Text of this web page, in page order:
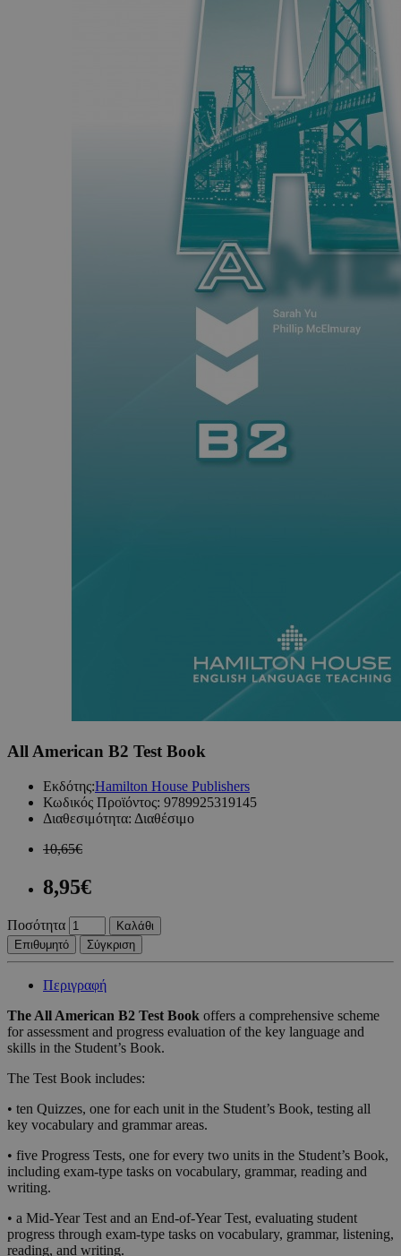
All American B2 Test Book
Εκδότης:Hamilton House Publishers
Κωδικός Προϊόντος: 9789925319145
Διαθεσιμότητα: Διαθέσιμο
10,65€
8,95€
Ποσότητα
Καλάθι
Επιθυμητό
Σύγκριση
Περιγραφή
The All American B2 Test Book offers a comprehensive scheme
for assessment and progress evaluation of the key language and
skills in the Student’s Book.
The Test Book includes:
• ten Quizzes, one for each unit in the Student’s Book, testing all
key vocabulary and grammar areas.
• five Progress Tests, one for every two units in the Student’s Book,
including exam-type tasks on vocabulary, grammar, reading and
writing.
• a Mid-Year Test and an End-of-Year Test, evaluating student
progress through exam-type tasks on vocabulary, grammar, listening,
reading, and writing.